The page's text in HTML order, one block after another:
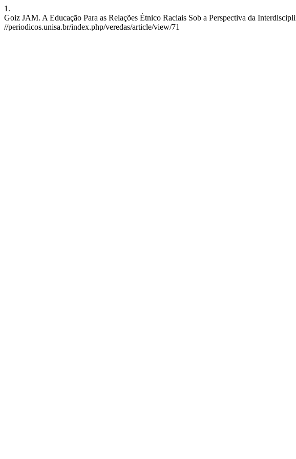
1.
Goiz JAM. A Educação Para as Relações Étnico Raciais Sob a Perspectiva da
//periodicos.unisa.br/index.php/veredas/article/view/71